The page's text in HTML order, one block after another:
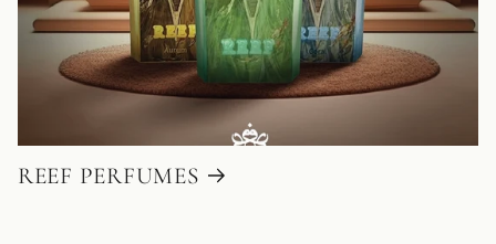
REEF PERFUMES